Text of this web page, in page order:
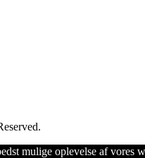
mulige oplevelse af